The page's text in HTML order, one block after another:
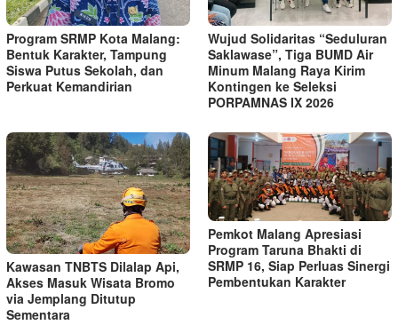
Program SRMP Kota Malang:
Bentuk Karakter, Tampung
Siswa Putus Sekolah, dan
Perkuat Kemandirian
Wujud Solidaritas “Seduluran
Saklawase”, Tiga BUMD Air
Minum Malang Raya Kirim
Kontingen ke Seleksi
PORPAMNAS IX 2026
Kawasan TNBTS Dilalap Api,
Akses Masuk Wisata Bromo
via Jemplang Ditutup
Sementara
Pemkot Malang Apresiasi
Program Taruna Bhakti di
SRMP 16, Siap Perluas Sinergi
Pembentukan Karakter